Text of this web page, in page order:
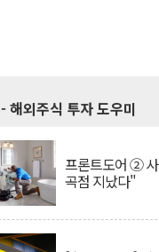
- 해외주식 투자 도우미
프론트도어 ②
곡점 지났다"